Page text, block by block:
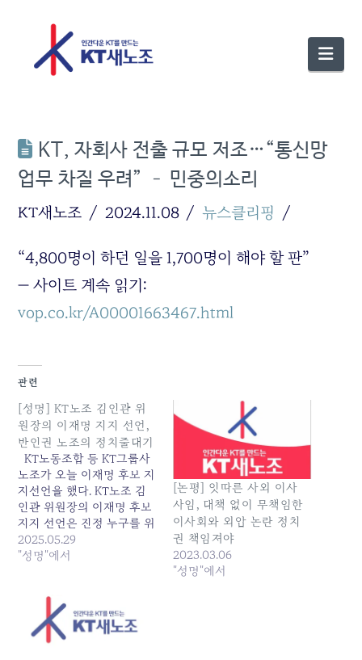
KT, 자회사 전출 규모 저조…“통신망
업무 차질 우려” – 민중의소리
KT새노조 2024.11.08 뉴스클리핑
“4,800명이 하던 일을 1,700명이 해야 할 판”
— 사이트 계속 읽기:
vop.co.kr/A00001663467.html
관련
[성명] KT노조 김인관 위
원장의 이재명 지지 선언,
반인권 노조의 정치줄대기
KT노동조합 등 KT그룹사
노조가 오늘 이재명 후보 지
지선언을 했다. KT노조 김
인관 위원장의 이재명 후보
지지 선언은 진정 누구를 위
한 행보인지 묻지 않을 수
없다. 작년 10월, 5,700여 명
조가 이제 와 유력 정치 후
보에게 줄을 대는 모습은 목
불인견이다. 연이은 노동자
2025.05.29
"성명"에서
[논평] 잇따른 사외 이사
사임, 대책 없이 무책임한
이사회와 외압 논란 정치
권 책임져야
2023.03.06
"성명"에서